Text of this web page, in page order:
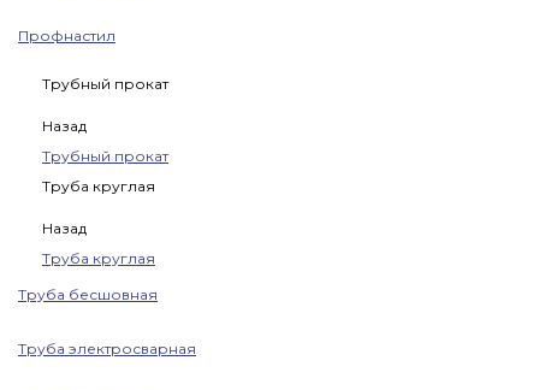
Профнастил
Трубный прокат
Назад
Трубный прокат
Труба круглая
Назад
Труба круглая
Труба бесшовная
Труба электросварная